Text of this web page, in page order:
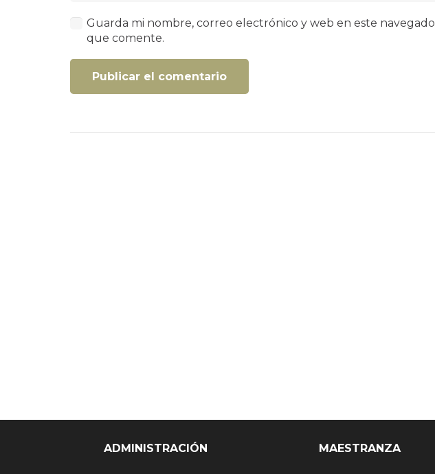
Guarda mi nombre, correo electrónico y web en este
que comente.
Publicar el comentario
ADMINISTRACIÓN MAESTRANZA